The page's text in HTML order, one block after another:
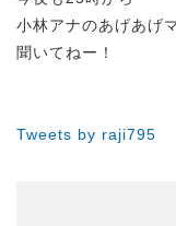
小林アナのあげあげ
聞いてねー！
Tweets by raji795